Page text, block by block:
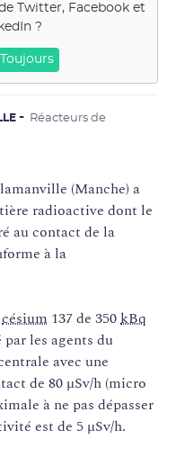
Twitter, Facebook et
?
Toujours
Réacteurs de
(Manche) a
radioactive dont le
au contact de la
à la
césium 137 de 350kBq
les agents du
avec une
de 80 µSv/h (micro
à ne pas dépasser
est de 5 µSv/h.